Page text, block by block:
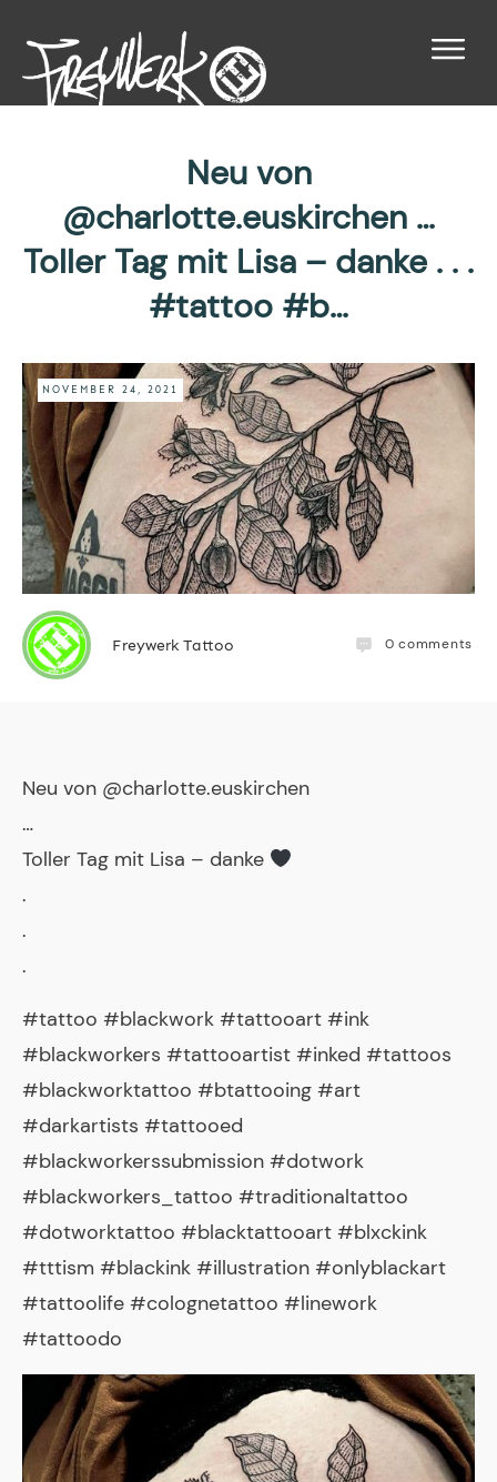
Neu von
@charlotte.euskirchen …
Toller Tag mit Lisa – danke . . .
#tattoo #b…
NOVEMBER 24, 2021
Freywerk Tattoo 0 comments
Neu von @charlotte.euskirchen
…
Toller Tag mit Lisa – danke
.
.
.
#tattoo #blackwork #tattooart #ink
#blackworkers #tattooartist #inked #tattoos
#blackworktattoo #btattooing #art
#darkartists #tattooed
#blackworkerssubmission #dotwork
#blackworkers_tattoo #traditionaltattoo
#dotworktattoo #blacktattooart #blxckink
#tttism #blackink #illustration #onlyblackart
#tattoolife #colognetattoo #linework
#tattoodo